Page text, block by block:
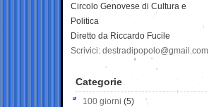
Circolo Genovese di Cultura e
Politica
Diretto da Riccardo Fucile
Scrivici: destradipopolo@gmail.com
Categorie
100 giorni (5)